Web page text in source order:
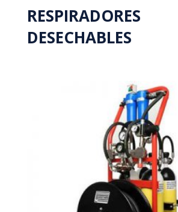
RESPIRADORES
DESECHABLES